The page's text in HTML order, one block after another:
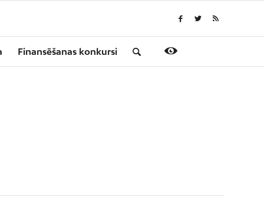
Finansēšanas konkursi